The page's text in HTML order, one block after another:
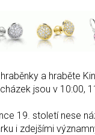
a hraběte
jsou v 10:00,
19. století nese
i zdejšími